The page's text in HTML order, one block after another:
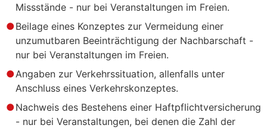
Missstände - nur bei Veranstaltungen im Freien.
Beilage eines Konzeptes zur Vermeidung einer
unzumutbaren Beeinträchtigung der Nachbarschaft -
nur bei Veranstaltungen im Freien.
Angaben zur Verkehrssituation, allenfalls unter
Anschluss eines Verkehrskonzeptes.
Nachweis des Bestehens einer Haftpflichtversicherung
- nur bei Veranstaltungen, bei denen die Zahl der